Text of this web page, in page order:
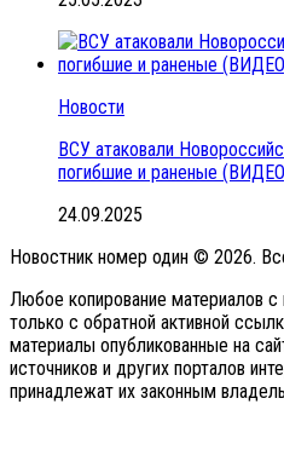
Новости
ВСУ атаковали
погибшие и раненые
24.09.2025
Новостник номер один © 2026.
Любое копирование материалов
только с обратной активной
материалы опубликованные на
источников и других порталов
принадлежат их законным